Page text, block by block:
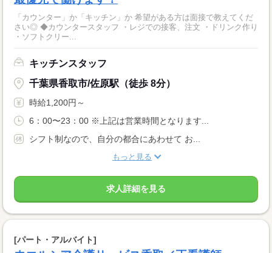
「カウンター」か「キッチン」か 希望がある方は面接で教えてくだ
さい◎ ◆カウンタースタッフ ・レジでの接客、注文 ・ドリンク作り
・ソフトクリー...
キッチンスタッフ
千葉県香取市/佐原駅（徒歩 8分）
時給1,200円～
6：00〜23：00 ※上記は営業時間となります...
シフト制なので、自分の都合にあわせて お...
もっと見る
求人詳細を見る
[パート・アルバイト]